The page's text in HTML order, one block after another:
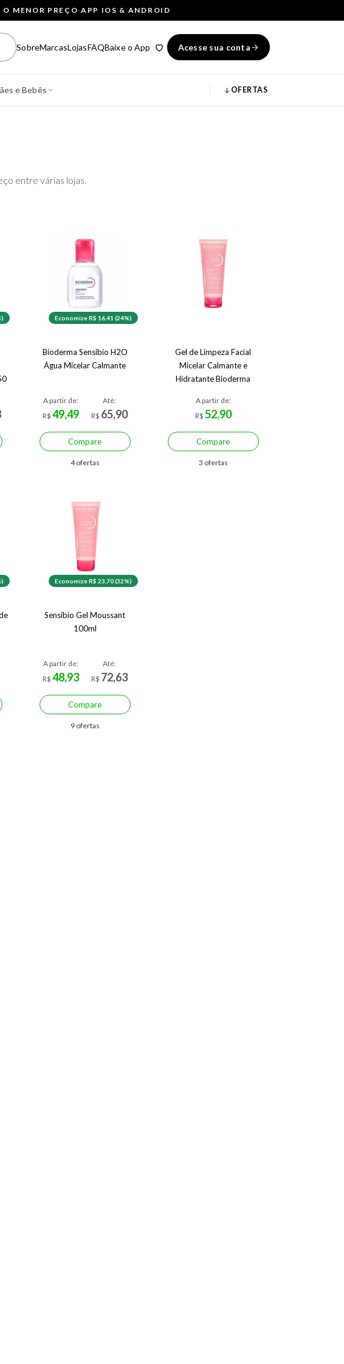
MENOR PREÇO·APP IOS & ANDROID
SobreMarcasLojasFAQBaixe o App Acesse sua conta
e Bebês OFERTAS
entre várias lojas.
Economize R$ 16,41 (24%)
Bioderma Sensibio H2O
Água Micelar Calmante
A partir de:
R$49,49
Até:
R$ 65,90
Compare
4 ofertas
Gel de Limpeza Facial
Micelar Calmante e
Hidratante Bioderma
A partir de:
R$ 52,90
Compare
3 ofertas
Economize R$ 23,70 (32%)
Sensibio Gel Moussant
100ml
A partir de:
R$48,93
Até:
R$ 72,63
Compare
9 ofertas